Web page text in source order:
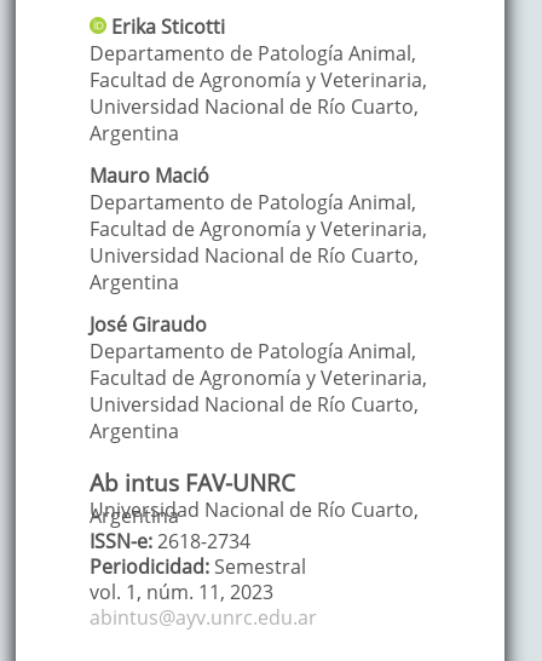
ErikaSticotti
Departamento de Patología Animal,
Facultad de Agronomía y Veterinaria,
Universidad Nacional de Río Cuarto,
Argentina
Mauro Mació
Departamento de Patología Animal,
Facultad de Agronomía y Veterinaria,
Universidad Nacional de Río Cuarto,
Argentina
José Giraudo
Departamento de Patología Animal,
Facultad de Agronomía y Veterinaria,
Universidad Nacional de Río Cuarto,
Argentina
Ab intus FAV-UNRC
Universidad Nacional de Río Cuarto,
Argentina
ISSN-e:2618-2734
Periodicidad: Semestral
vol. 1, núm. 11, 2023
abintus@ayv.unrc.edu.ar